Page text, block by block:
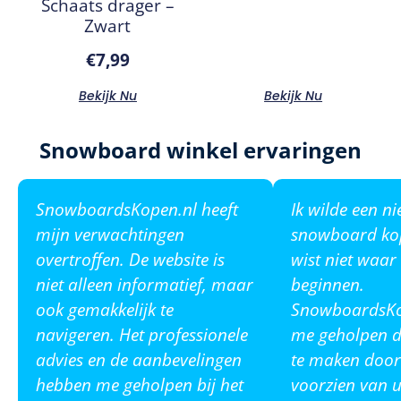
Schaats drager –
Zwart
€7,99
Bekijk Nu Bekijk Nu
Snowboard winkel ervaringen
SnowboardsKopen.nl heeft
mijn verwachtingen
overtroffen. De website is
niet alleen informatief, maar
ook gemakkelijk te
navigeren. Het professionele
advies en de aanbevelingen
hebben me geholpen bij het
Ik wilde een
snowboard
wist niet waar
beginnen.
me geholpen
te maken
voorzien van